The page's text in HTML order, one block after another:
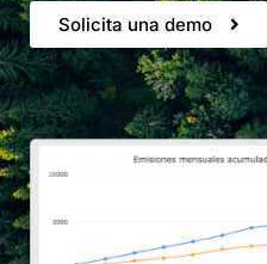
Solicita una demo